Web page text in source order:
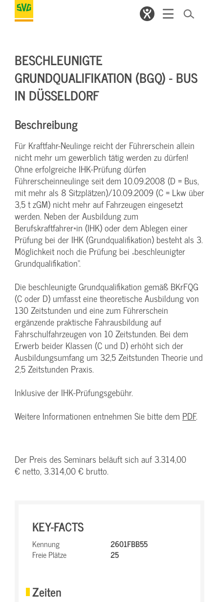
BESCHLEUNIGTE
GRUNDQUALIFIKATION (BGQ) - BUS
IN DÜSSELDORF
Beschreibung
Für Kraftfahr-Neulinge reicht der Führerschein allein
nicht mehr um gewerblich tätig werden zu dürfen!
Ohne erfolgreiche IHK-Prüfung dürfen
Führerscheinneulinge seit dem 10.09.2008 (D = Bus,
mit mehr als 8 Sitzplätzen)/10.09.2009 (C = Lkw über
3,5 t zGM) nicht mehr auf Fahrzeugen eingesetzt
werden. Neben der Ausbildung zum
Berufskraftfahrer*in (IHK) oder dem Ablegen einer
Prüfung bei der IHK (Grundqualifikation) besteht als 3.
Möglichkeit noch die Prüfung bei „beschleunigter
Grundqualifikation“.
Die beschleunigte Grundqualifikation gemäß BKrFQG
(C oder D) umfasst eine theoretische Ausbildung von
130 Zeitstunden und eine zum Führerschein
ergänzende praktische Fahrausbildung auf
Fahrschulfahrzeugen von 10 Zeitstunden. Bei dem
Erwerb beider Klassen (C und D) erhöht sich der
Ausbildungsumfang um 32,5 Zeitstunden Theorie und
2,5 Zeitstunden Praxis.
Inklusive der IHK-Prüfungsgebühr.
Weitere Informationen entnehmen Sie bitte dem PDF.
Der Preis des Seminars beläuft sich auf 3.314,00
€ netto, 3.314,00 € brutto.
KEY-FACTS
Kennung
2601FBB55
Freie Plätze
25
Zeiten